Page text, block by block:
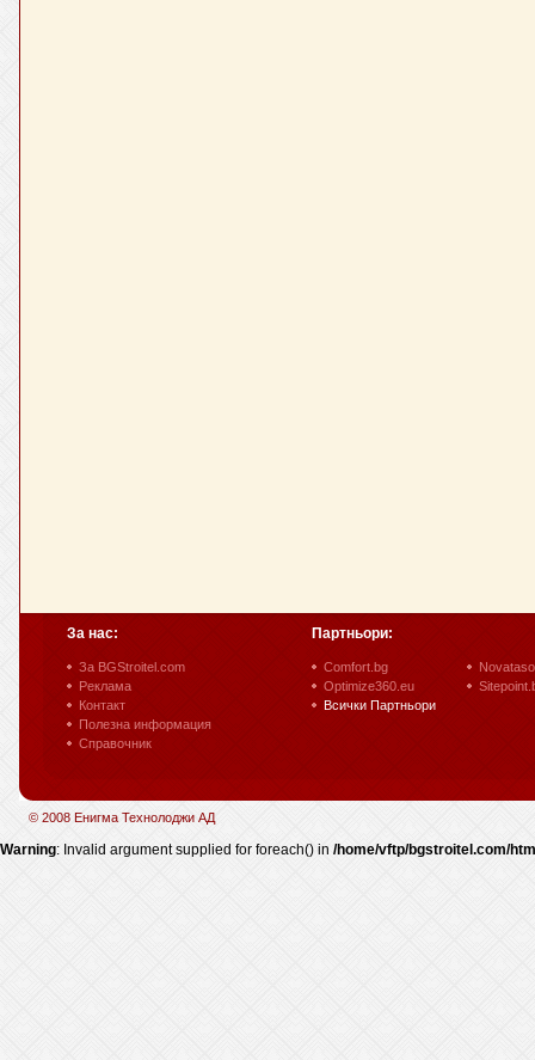
За нас:
За BGStroitel.com
Реклама
Контакт
Полезна информация
Справочник
Партньори:
Comfort.bg
Optimize360.eu
Всички Партньори
© 2008 Енигма Технолоджи АД
Warning: Invalid argument supplied for foreach() in /home/vftp/bgstroitel.com/